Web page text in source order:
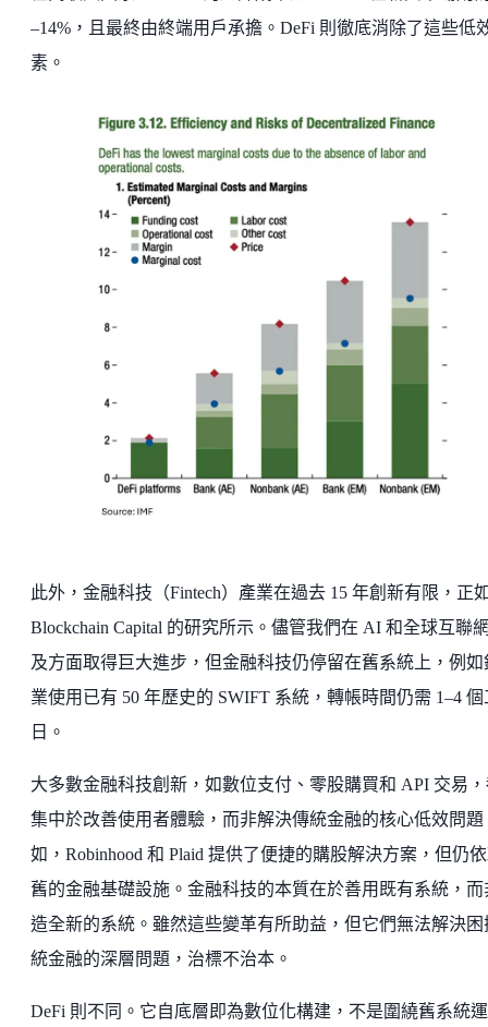
–14%，且最終由終端用戶承擔。DeFi 則徹底消除了這些低
素。
此外，金融科技（Fintech）產業在過去 15 年創新有限，正
Blockchain Capital 的研究所示。儘管我們在 AI 和全球互聯
及方面取得巨大進步，但金融科技仍停留在舊系統上，例如
業使用已有 50 年歷史的 SWIFT 系統，轉帳時間仍需 1–4 個
日。
大多數金融科技創新，如數位支付、零股購買和 API 交易
集中於改善使用者體驗，而非解決傳統金融的核心低效問題
如，Robinhood 和 Plaid 提供了便捷的購股解決方案，但仍
舊的金融基礎設施。金融科技的本質在於善用既有系統，而
造全新的系統。雖然這些變革有所助益，但它們無法解決困
統金融的深層問題，治標不治本。
DeFi 則不同。它自底層即為數位化構建，不是圍繞舊系統運